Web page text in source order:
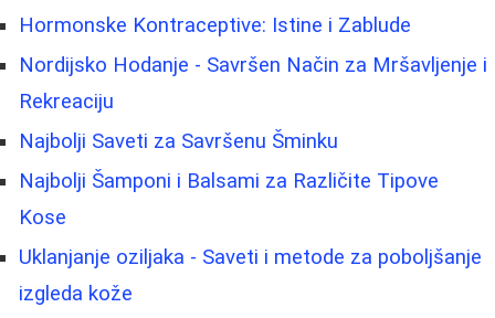
Hormonske Kontraceptive: Istine i Zablude
Nordijsko Hodanje - Savršen Način za Mršavljenje i
Rekreaciju
Najbolji Saveti za Savršenu Šminku
Najbolji Šamponi i Balsami za Različite Tipove
Kose
Uklanjanje oziljaka - Saveti i metode za poboljšanje
izgleda kože